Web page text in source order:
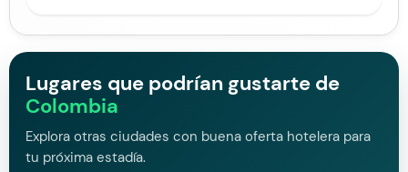
Lugares que podrían gustarte de
Colombia
Explora otras ciudades con buena oferta hotelera para
tu próxima estadía.